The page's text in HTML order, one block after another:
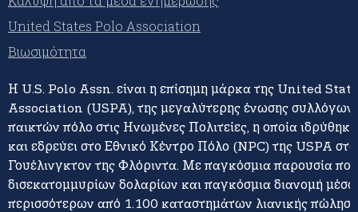
United States Polo Association
Βιωσιμότητα
Η U.S. Polo Assn. είναι η επίσημη μάρκα της United
Association (USPA), της μεγαλύτερης ένωσης συλλόγων
παικτών πόλο στις Ηνωμένες Πολιτείες, η οποία
και εδρεύει στο Εθνικό Κέντρο Πόλο (NPC) της USPA στο
Γουέλινγκτον της Φλόριντα. Με παγκόσμια παρουσία
δισεκατομμυρίων δολαρίων και παγκόσμια διανομή μέσω
περισσότερων από 1.100 καταστημάτων λιανικής